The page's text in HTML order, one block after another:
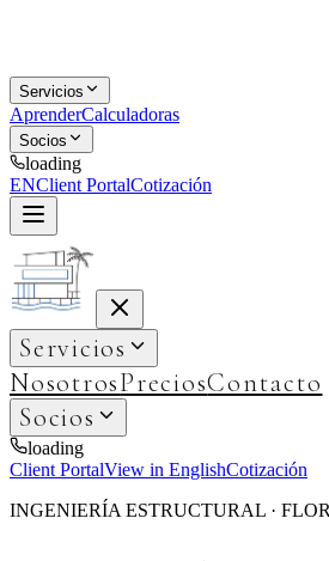
Servicios
AprenderCalculadoras
Socios
loading
ENClient PortalCotización
Servicios
NosotrosPreciosContacto
Socios
loading
Client PortalView in EnglishCotización
INGENIERÍA ESTRUCTURAL ·